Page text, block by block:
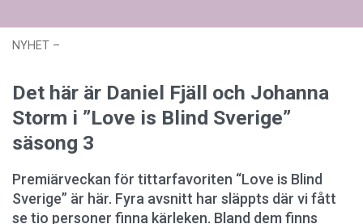
NYHET –
Det här är Daniel Fjäll och Johanna
Storm i ”Love is Blind Sverige”
säsong 3
Premiärveckan för tittarfavoriten “Love is Blind
Sverige” är här. Fyra avsnitt har släppts där vi fått
se tio personer finna kärleken. Bland dem finns